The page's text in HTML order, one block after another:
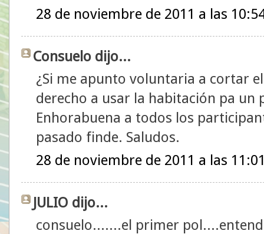
28 de noviembre de 2011 a las
Consuelo dijo...
¿Si me apunto voluntaria a cortar
derecho a usar la habitación pa un
Enhorabuena a todos los
pasado finde. Saludos.
28 de noviembre de 2011 a las
JULIO dijo...
consuelo.......el primer